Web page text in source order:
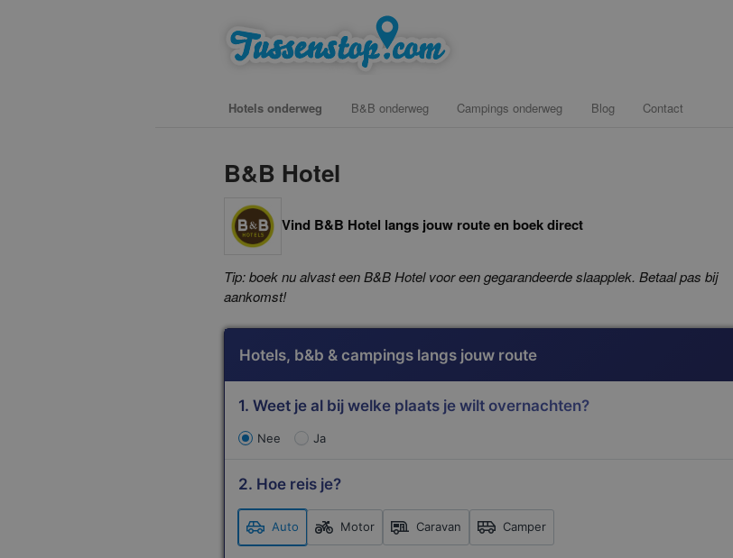
vind hotels, campings en b&b onderweg voor een tussenstop
Hotels onderweg B&B onderweg Campings onderweg Blog Contact
B&B Hotel
Vind B&B Hotel langs jouw route en boek direct
Tip: boek nu alvast een B&B Hotel voor een gegarandeerde slaapplek. Betaal pas bij
aankomst!
Hotels, b&b & campings langs jouw route
1. Weet je al bij welke plaats je wilt overnachten?
Nee Ja
2. Hoe reis je?
Auto Motor Caravan Camper